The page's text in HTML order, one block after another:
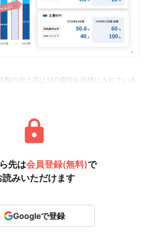
期の売上高は150億円を目標にされている
先は会員登録(無料)で
読みいただけます
Googleで登録